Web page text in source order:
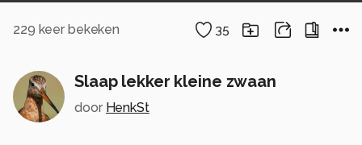
229 keer bekeken 35
Slaap lekker kleine zwaan
door HenkSt